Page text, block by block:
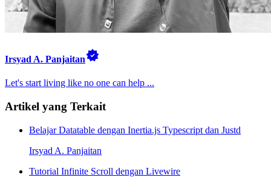
Irsyad A. Panjaitan
Let's start living like no one can help ...
Artikel yang Terkait
Belajar Datatable dengan Inertia.js Typescript dan Justd
Irsyad A. Panjaitan
Tutorial Infinite Scroll dengan Livewire